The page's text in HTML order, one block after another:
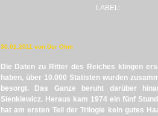
LABEL:
30.01.2011 von Der Ohm
Die Daten zu Ritter des Reiches klingen
haben, über 10.000 Statisten wurden
besorgt. Das Ganze beruht darüber
Sienkiewicz. Heraus kam 1974 ein fünf
hat am ersten Teil der Trilogie kein gutes